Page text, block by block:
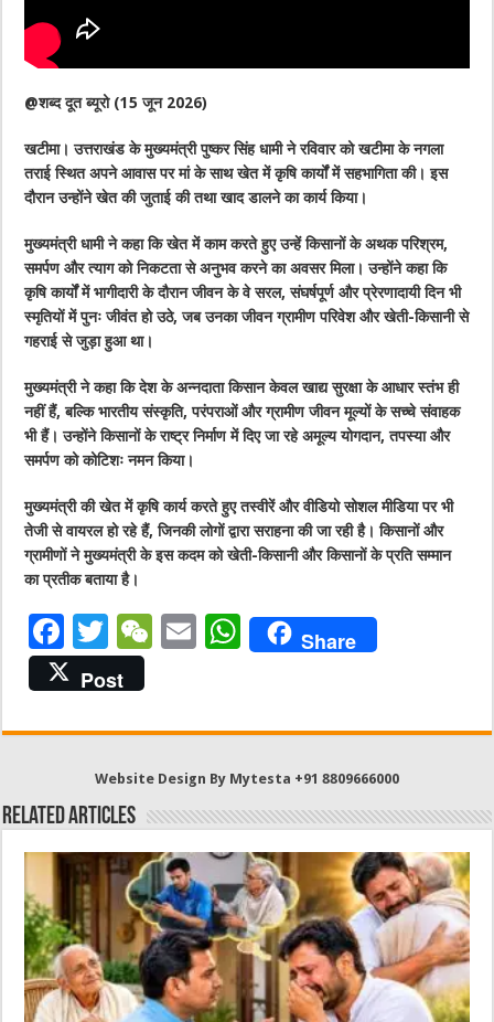
@शब्द दूत ब्यूरो (15 जून 2026)
खटीमा। उत्तराखंड के मुख्यमंत्री पुष्कर सिंह धामी ने रविवार को खटीमा के नगला
तराई स्थित अपने आवास पर मां के साथ खेत में कृषि कार्यों में सहभागिता की। इस
दौरान उन्होंने खेत की जुताई की तथा खाद डालने का कार्य किया।
मुख्यमंत्री धामी ने कहा कि खेत में काम करते हुए उन्हें किसानों के अथक परिश्रम,
समर्पण और त्याग को निकटता से अनुभव करने का अवसर मिला। उन्होंने कहा कि
कृषि कार्यों में भागीदारी के दौरान जीवन के वे सरल, संघर्षपूर्ण और प्रेरणादायी दिन भी
स्मृतियों में पुनः जीवंत हो उठे, जब उनका जीवन ग्रामीण परिवेश और खेती-किसानी से
गहराई से जुड़ा हुआ था।
मुख्यमंत्री ने कहा कि देश के अन्नदाता किसान केवल खाद्य सुरक्षा के आधार स्तंभ ही
नहीं हैं, बल्कि भारतीय संस्कृति, परंपराओं और ग्रामीण जीवन मूल्यों के सच्चे संवाहक
भी हैं। उन्होंने किसानों के राष्ट्र निर्माण में दिए जा रहे अमूल्य योगदान, तपस्या और
समर्पण को कोटिशः नमन किया।
मुख्यमंत्री की खेत में कृषि कार्य करते हुए तस्वीरें और वीडियो सोशल मीडिया पर भी
तेजी से वायरल हो रहे हैं, जिनकी लोगों द्वारा सराहना की जा रही है। किसानों और
ग्रामीणों ने मुख्यमंत्री के इस कदम को खेती-किसानी और किसानों के प्रति सम्मान
का प्रतीक बताया है।
F
a
c
e
o
o
k
T
w
it
te
r
W
h
at
E
l
W
h
s
A
p
p
Share
Post
Website Design By Mytesta +91 8809666000
Related Articles